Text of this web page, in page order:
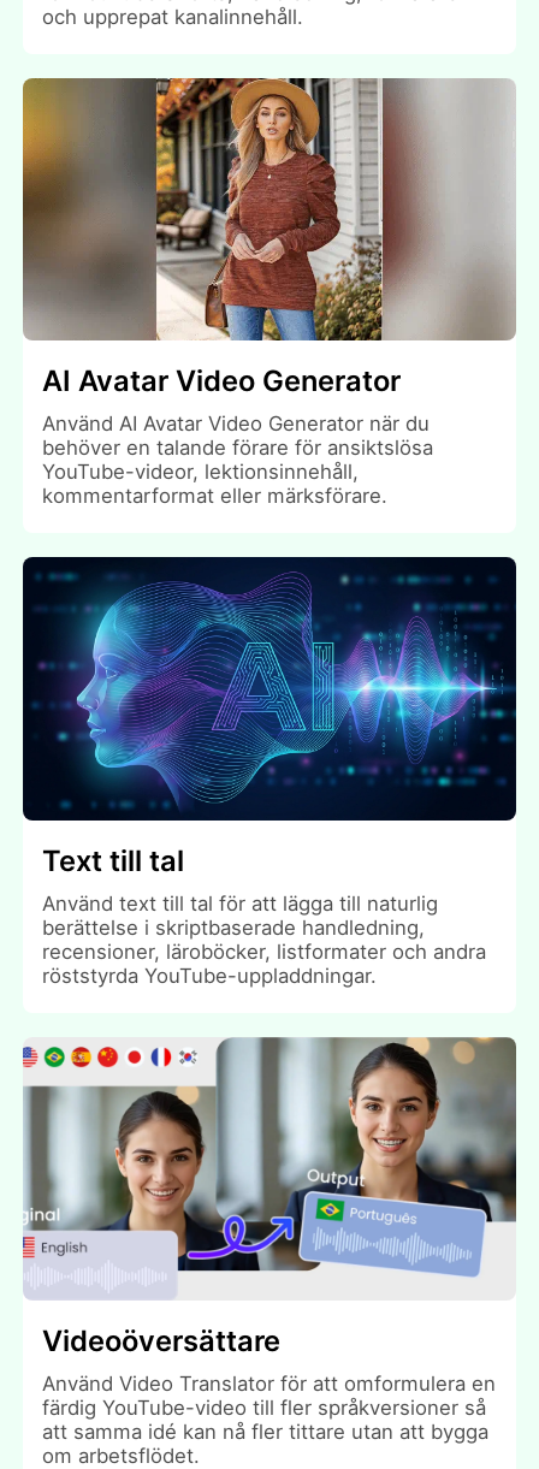
och upprepat kanalinnehåll.
AI Avatar Video Generator
Använd AI Avatar Video Generator när du
behöver en talande förare för ansiktslösa
YouTube-videor, lektionsinnehåll,
kommentarformat eller märksförare.
Text till tal
Använd text till tal för att lägga till naturlig
berättelse i skriptbaserade handledning,
recensioner, läroböcker, listformater och andra
röststyrda YouTube-uppladdningar.
Videoöversättare
Använd Video Translator för att omformulera en
färdig YouTube-video till fler språkversioner så
att samma idé kan nå fler tittare utan att bygga
om arbetsflödet.